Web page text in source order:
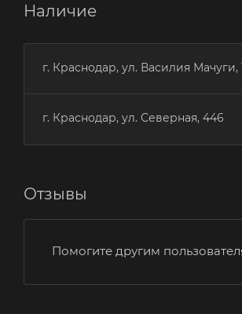
Наличие
г. Краснодар, ул. Василия Мачуги,
г. Краснодар, ул. Северная, 446
Отзывы
Помогите другим